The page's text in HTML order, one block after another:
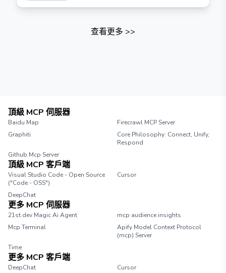
查看更多 >>
頂級 MCP 伺服器
Baidu Map
Firecrawl MCP Server
Graphiti
Core Philosophy: Connect, Unify,
Respond
Github Mcp Server
頂級 MCP 客戶端
Visual Studio Code - Open Source
("Code - OSS")
Cursor
DeepChat
更多 MCP 伺服器
21st.dev Magic Ai Agent
mcp audience insights
Mcp Terminal
Apify Model Context Protocol
(mcp) Server
Time
更多 MCP 客戶端
DeepChat
Cursor